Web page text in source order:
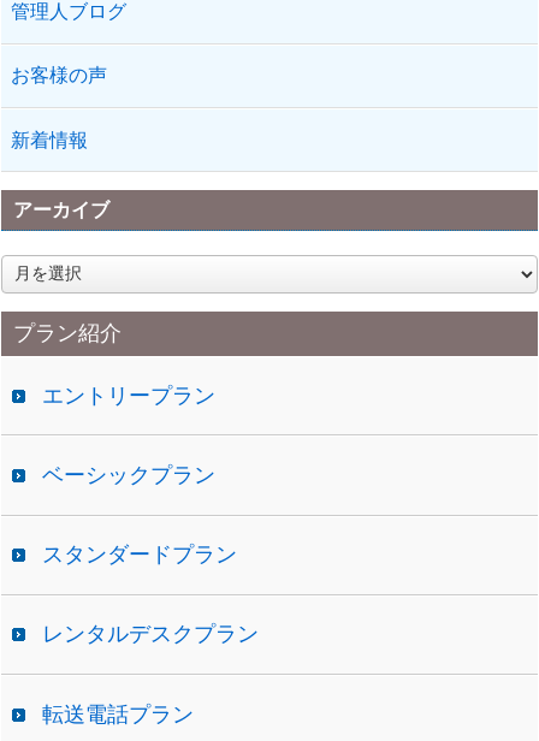
管理人ブログ
お客様の声
新着情報
アーカイブ
ア
ー
カ
イプラン紹介
エントリープラン
ベーシックプラン
スタンダードプラン
レンタルデスクプラン
転送電話プラン